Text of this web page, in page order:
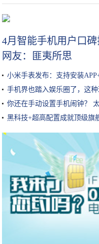
4月智能手机用户口
网友：匪夷所思
小米手表发布：支持安装
手机界也踏入娱乐圈了，这
你还在手动设置手机闹钟？
黑科技+超高配置成就顶级旗